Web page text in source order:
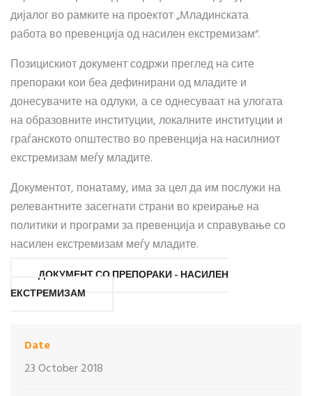
дијалог во рамките на проектот „Mладинската
работа во превенција од насилен екстремизам“.
Позицискиот документ содржи преглед на сите
препораки кои беа дефинирани од младите и
донесувачите на одлуки, а се однесуваат на улогата
на образовните институции, локалните институции и
граѓанското општество во превенција на насилниот
екстремизам меѓу младите.
Документот, понатаму, има за цел да им послужи на
релевантните засегнати страни во креирање на
политики и програми за превенција и справување со
насилен екстремизам меѓу младите.
ДОКУМЕНТ СО ПРЕПОРАКИ - НАСИЛЕН
ЕКСТРЕМИЗАМ
Date
23 October 2018